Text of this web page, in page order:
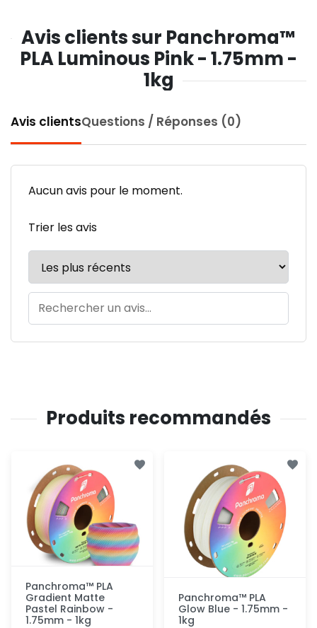
Avis clients sur Panchroma™
PLA Luminous Pink - 1.75mm -
1kg
Avis clientsQuestions / Réponses (0)
Aucun avis pour le moment.
Trier les avis
Produits recommandés
Panchroma™ PLA
Gradient Matte
Pastel Rainbow -
1.75mm - 1kg
Panchroma™ PLA
Glow Blue - 1.75mm -
1kg